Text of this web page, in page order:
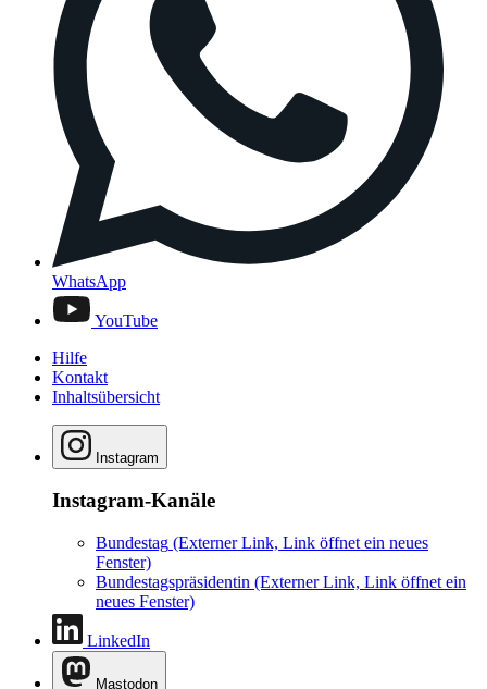
WhatsApp
YouTube
Hilfe
Kontakt
Inhaltsübersicht
Instagram
Instagram-Kanäle
Bundestag (Externer Link, Link öffnet ein neues
Fenster)
Bundestagspräsidentin (Externer Link, Link öffnet ein
neues Fenster)
LinkedIn
Mastodon